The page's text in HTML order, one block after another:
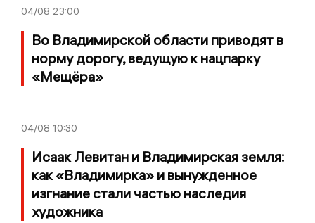
04/08 23:00
Во Владимирской области приводят в
норму дорогу, ведущую к нацпарку
«Мещёра»
04/08 10:30
Исаак Левитан и Владимирская земля:
как «Владимирка» и вынужденное
изгнание стали частью наследия
художника